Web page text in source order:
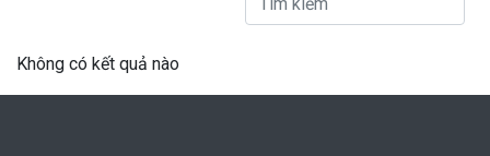
Không có kết quả nào